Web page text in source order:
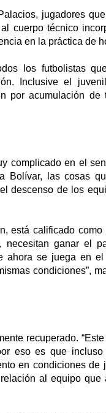
jugadores
cuerpo técnico
en la práctica de
los futbolistas
Inclusive el
por acumulación de
complicado en el
Bolívar, las cosas
descenso de los
está calificado como
necesitan ganar el
ahora se juega en el
condiciones”,
recuperado.
eso es que incluso
en condiciones de
al equipo que